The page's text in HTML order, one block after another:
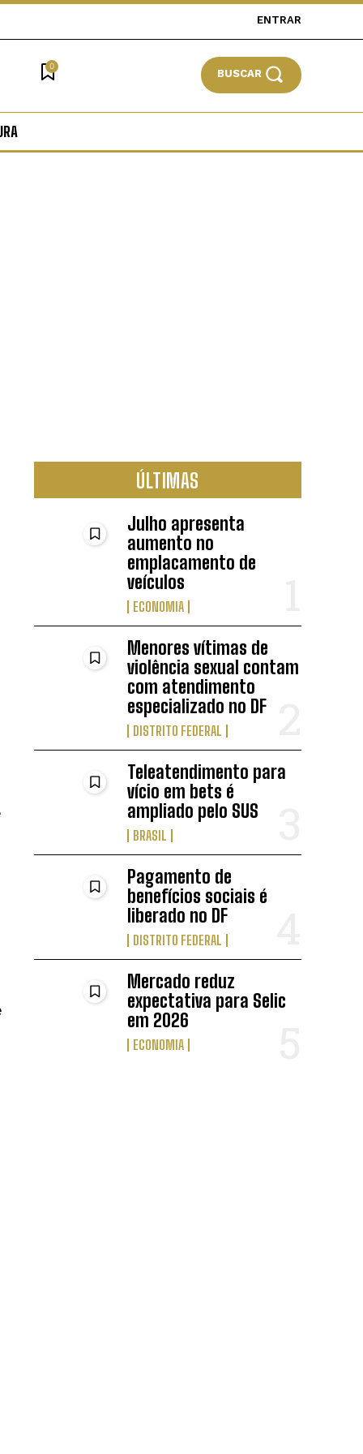
ENTRAR
0
BUSCAR
ÚLTIMAS
Julho apresenta
aumento no
emplacamento de
veículos
ECONOMIA
Menores vítimas de
violência sexual contam
com atendimento
especializado no DF
DISTRITO FEDERAL
Teleatendimento para
vício em bets é
ampliado pelo SUS
BRASIL
Pagamento de
benefícios sociais é
liberado no DF
DISTRITO FEDERAL
Mercado reduz
expectativa para Selic
em 2026
ECONOMIA